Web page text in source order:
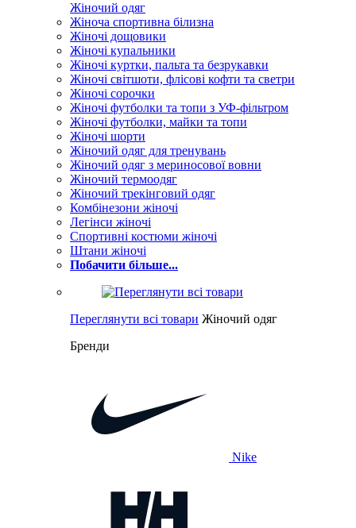
Жіночий одяг
Жіноча спортивна білизна
Жіночі дощовики
Жіночі купальники
Жіночі куртки, пальта та безрукавки
Жіночі світшоти, флісові кофти та светри
Жіночі сорочки
Жіночі футболки та топи з УФ-фільтром
Жіночі футболки, майки та топи
Жіночі шорти
Жіночий одяг для тренувань
Жіночий одяг з мериносової вовни
Жіночий термоодяг
Жіночий трекінговий одяг
Комбінезони жіночі
Легінси жіночі
Спортивні костюми жіночі
Штани жіночі
Побачити більше...
Переглянути всі товари Жіночий одяг
Бренди
Nike